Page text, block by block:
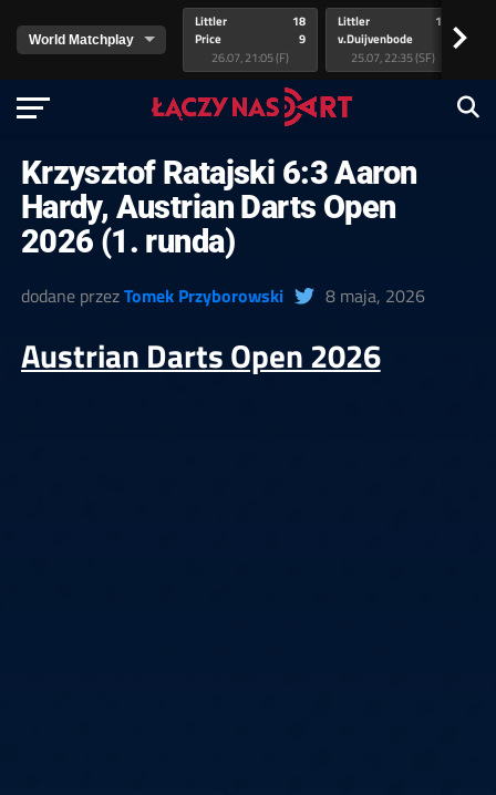
Littler
Price
18
9
26.07, 21:05 (F)
Littler
v.Duijvenbode
17
25.07, 22:35 (SF)
>
Krzysztof Ratajski 6:3 Aaron
Hardy, Austrian Darts Open
2026 (1. runda)
dodane przezTomek Przyborowski 8 maja, 2026
Austrian Darts Open 2026